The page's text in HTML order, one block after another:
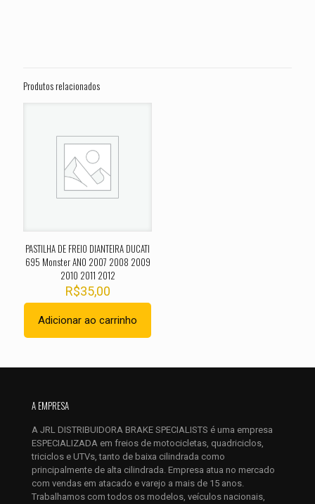
Low ANO 2018 2019 2020”
obrigatórios são marcados com
Sua avaliação
1 de 5
2 de 5
Salvar meus dados neste navegador para a próxima vez que
eu comentar.
Produtos relacionados
PASTILHA DE FREIO DIANTEIRA DUCATI
695 Monster ANO 2007 2008 2009
2010 2011 2012
R$35,00
Adicionar ao carrinho
A EMPRESA
A JRL DISTRIBUIDORA BRAKE SPECIALISTS é uma empresa
ESPECIALIZADA em freios de motocicletas, quadriciclos,
triciclos e UTVs, tanto de baixa cilindrada como
principalmente de alta cilindrada. Empresa atua no mercado
com vendas em atacado e varejo a mais de 15 anos.
Trabalhamos com todos os modelos, veículos nacionais,